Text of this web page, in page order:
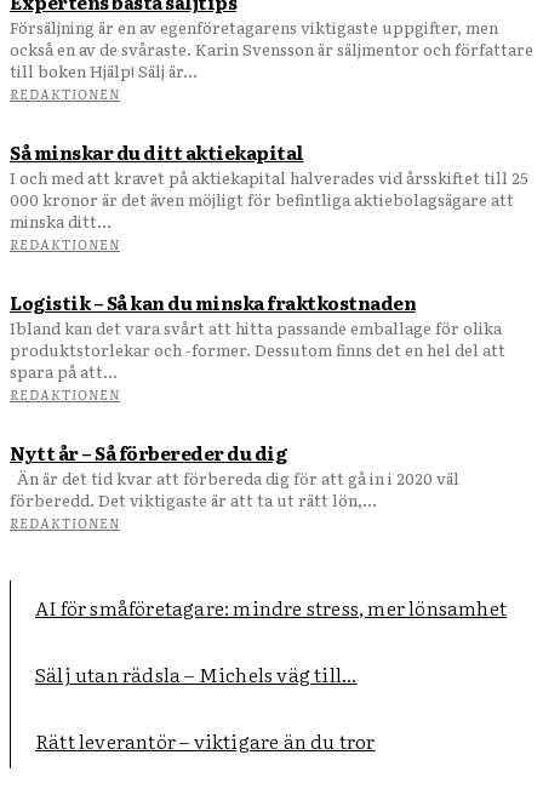
Försäljning är en av egenföretagarens viktigaste uppgifter, men
också en av de svåraste. Karin Svensson är säljmentor och författare
till boken Hjälp! Sälj är...
REDAKTIONEN
Så minskar du ditt aktiekapital
I och med att kravet på aktiekapital halverades vid årsskiftet till 25
000 kronor är det även möjligt för befintliga aktiebolagsägare att
minska ditt...
REDAKTIONEN
Logistik – Så kan du minska fraktkostnaden
Ibland kan det vara svårt att hitta passande emballage för olika
produktstorlekar och -former. Dessutom finns det en hel del att
spara på att...
REDAKTIONEN
Nytt år – Så förbereder du dig
Än är det tid kvar att förbereda dig för att gå in i 2020 väl
förberedd. Det viktigaste är att ta ut rätt lön,...
REDAKTIONEN
AI för småföretagare: mindre stress, mer lönsamhet
Sälj utan rädsla – Michels väg till...
Rätt leverantör – viktigare än du tror